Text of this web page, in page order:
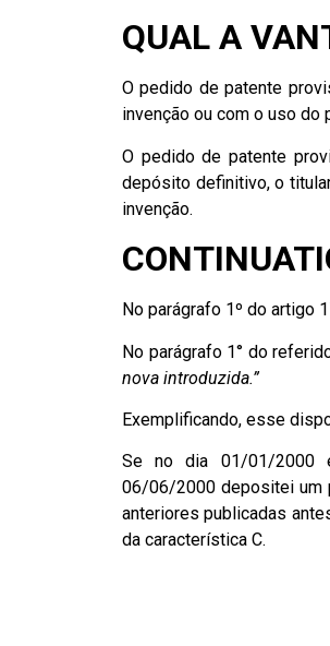
QUAL A
O pedido de patente
invenção ou com o uso do
O pedido de patente
depósito definitivo, o
invenção.
No parágrafo 1º do artigo
No parágrafo 1° do
nova introduzida.”
Exemplificando, esse
Se no dia 01/01/2000
06/06/2000 depositei um
anteriores publicadas
da característica C.